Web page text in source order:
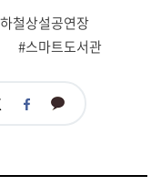
철상설공연장
#스마트도서관
페 카